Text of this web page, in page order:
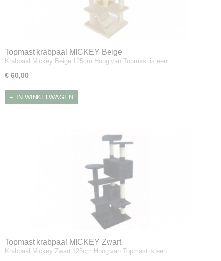
Topmast krabpaal MICKEY Beige
Krabpaal Mickey Beige 125cm Hoog van Topmast is een…
€ 60,00
IN WINKELWAGEN
Topmast krabpaal MICKEY Zwart
Krabpaal Mickey Zwart 125cm Hoog van Topmast is een…